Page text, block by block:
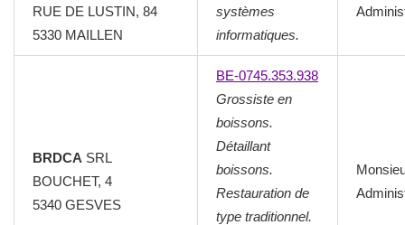
RUE DE LUSTIN, 84
5330 MAILLEN
systèmes
informatiques.
BRDCA SRL
BOUCHET, 4
5340 GESVES
BE-0745.353.938
Grossiste en
boissons.
Détaillant
boissons.
Restauration de
type traditionnel.